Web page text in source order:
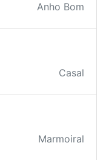
Anho Bom
Casal
Marmoiral